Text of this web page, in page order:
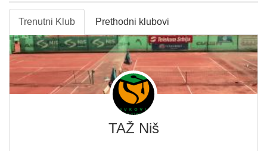
Trenutni Klub Prethodni klubovi
TAŽ Niš